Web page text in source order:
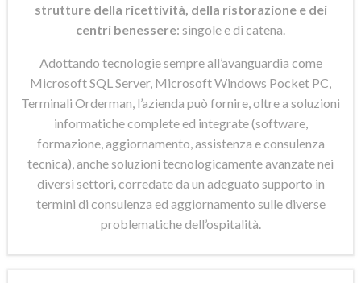
strutture della ricettività, della ristorazione e dei
centri benessere: singole e di catena.
Adottando tecnologie sempre all’avanguardia come
Microsoft SQL Server, Microsoft Windows Pocket PC,
Terminali Orderman, l’azienda può fornire, oltre a soluzioni
informatiche complete ed integrate (software,
formazione, aggiornamento, assistenza e consulenza
tecnica), anche soluzioni tecnologicamente avanzate nei
diversi settori, corredate da un adeguato supporto in
termini di consulenza ed aggiornamento sulle diverse
problematiche dell’ospitalità.